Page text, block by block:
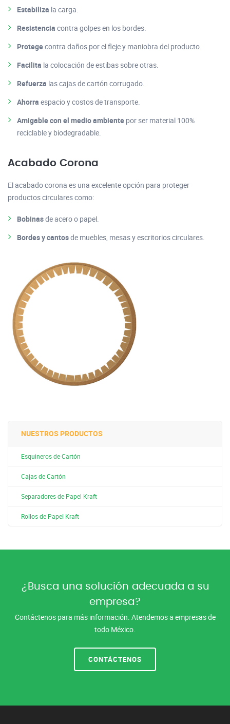
Estabiliza la carga.
Resistencia contra golpes en los bordes.
Protegecontra daños por el fleje y maniobra del producto.
Facilita la colocación de estibas sobre otras.
Refuerza las cajas de cartón corrugado.
Ahorra espacio y costos de transporte.
Amigable con el medio ambiente por ser material 100%
reciclable y biodegradable.
Acabado Corona
El acabado corona es una excelente opción para proteger
productos circulares como:
Bobinasde acero o papel.
Bordes y cantosde muebles, mesas y escritorios circulares.
NUESTROS PRODUCTOS
Esquineros de Cartón
Cajas de Cartón
Separadores de Papel Kraft
Rollos de Papel Kraft
¿Busca una solución adecuada a su
empresa?
Contáctenos para más información. Atendemos a empresas de
todo México.
CONTÁCTENOS